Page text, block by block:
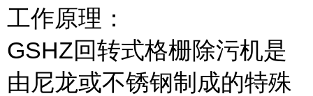
工作原理：
GSHZ回转式格栅除污机是
由尼龙或不锈钢制成的特殊